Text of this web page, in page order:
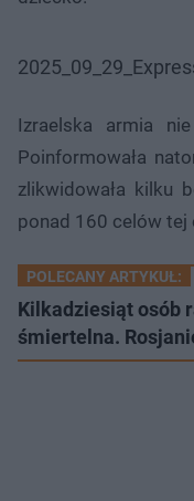
Izraelska armia
Poinformowała
zlikwidowała kilku
ponad 160 celów tej
POLECANY ARTYKUŁ:
Kilkadziesiąt osób
śmiertelna.